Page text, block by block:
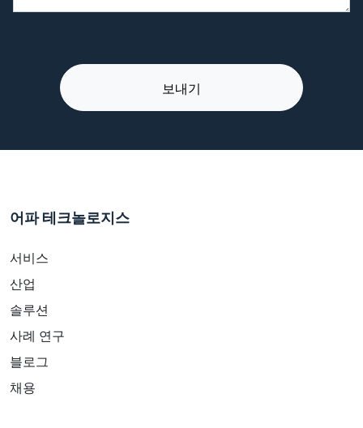
어파 테크놀로지스
서비스
산업
솔루션
사례 연구
블로그
채용